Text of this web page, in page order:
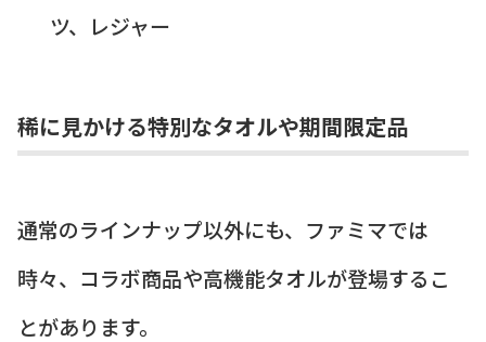
ツ、レジャー
稀に見かける特別なタオルや期間限定品
通常のラインナップ以外にも、ファミマでは
時々、コラボ商品や高機能タオルが登場するこ
とがあります。